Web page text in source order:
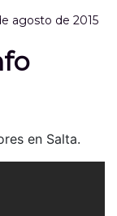
agosto de 2015
en Salta.